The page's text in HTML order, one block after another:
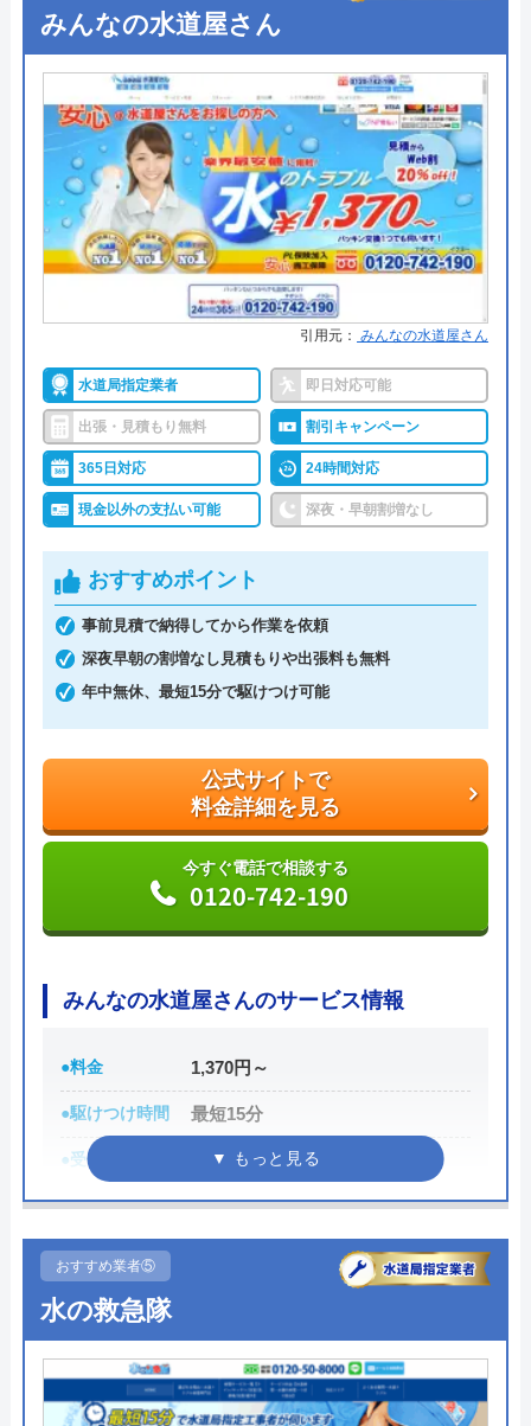
ハウスラボホームの基本情報
運営会社 株式会社ハウスラボ
代表者 勝島崇裕
創業・設立 2024年11月設立
〒113-0033
東京都文京区本郷5-1-11
対応エリア 全国33拠点
●出張見積もり
お見積り・出張費無料※ご成約に
至らない場合は出張費がかかる事
がございます
●支払い方法
現金、クレジットカード、コンビ
ニ決済、QRコード決済、ショッピ
ングローン、デビットカード決
済、銀行決済
●累計実績
依頼件数194万件以上（2023年累
計）
●保証・保険 ―
詳細は公式HPでご確認ください
クラシアンがおすすめの理由
クラシアンはTVCMを放送しており、その知名度の
高さは信頼できるポイントです。業界問わず多くの
企業も利用しており、そういった点でも間違いなく
悪質な業者ではありません。
作業にかかる金額自体は他の業者とそれほど変わら
ず、残念ながら割引等もありませんが、2回目以降
業に入るので安心です。作業料金とは別に事務手数
料として諸経費がかかるので、費用をしっかりと確
認してから承諾のサインをしましょう。
技術品質向上にも力をいれているため安心して作業
を任せることができるでしょう。
公式サイトで
料金詳細を見る
今すぐ電話で相談する
0120-511-511
クラシアンの基本情報
運営会社 株式会社クラシアン
代表者 今田健治
みんなの水道屋さん
引用元： みんなの水道屋さん
水道局指定業者 即日対応可能
出張・見積もり無料 割引キャンペーン
365日対応 24時間対応
現金以外の支払い可能 深夜・早朝割増なし
おすすめポイント
事前見積で納得してから作業を依頼
深夜早朝の割増なし見積もりや出張料も無料
年中無休、最短15分で駆けつけ可能
公式サイトで
料金詳細を見る
今すぐ電話で相談する
0120-742-190
みんなの水道屋さんのサービス情報
●料金 1,370円～
●駆けつけ時間 最短15分
●受付時間 24時間
●定休日 年中無休
●累計実績
数多くの病院メンテナンスに関わ
みんなの水道屋さんがおすすめの理由
おすすめ業者⑤
水の救急隊